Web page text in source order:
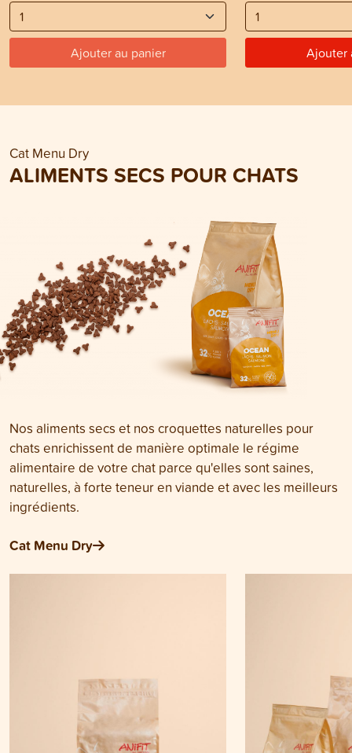
Ajouter au panier Ajouter
Cat Menu Dry
ALIMENTS SECS POUR CHATS
Nos aliments secs et nos croquettes naturelles pour
chats enrichissent de manière optimale le régime
alimentaire de votre chat parce qu'elles sont saines,
naturelles, à forte teneur en viande et avec les meilleurs
ingrédients.
Cat Menu Dry